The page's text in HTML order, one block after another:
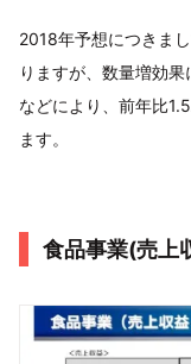
2018年予想につきま
りますが、数量増効
などにより、前年比
ます。
食品事業(売上